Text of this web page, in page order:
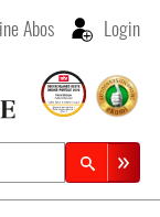
Abos Login